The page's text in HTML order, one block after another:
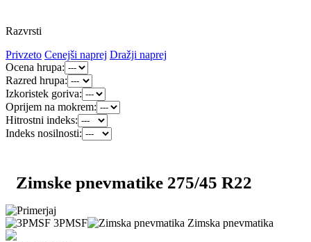
Razvrsti
Privzeto Cenejši naprej Dražji naprej
Ocena hrupa:
Razred hrupa:
Izkoristek goriva:
Oprijem na mokrem:
Hitrostni indeks:
Indeks nosilnosti:
Zimske pnevmatike 275/45 R22
3PMSF Zimska pnevmatika